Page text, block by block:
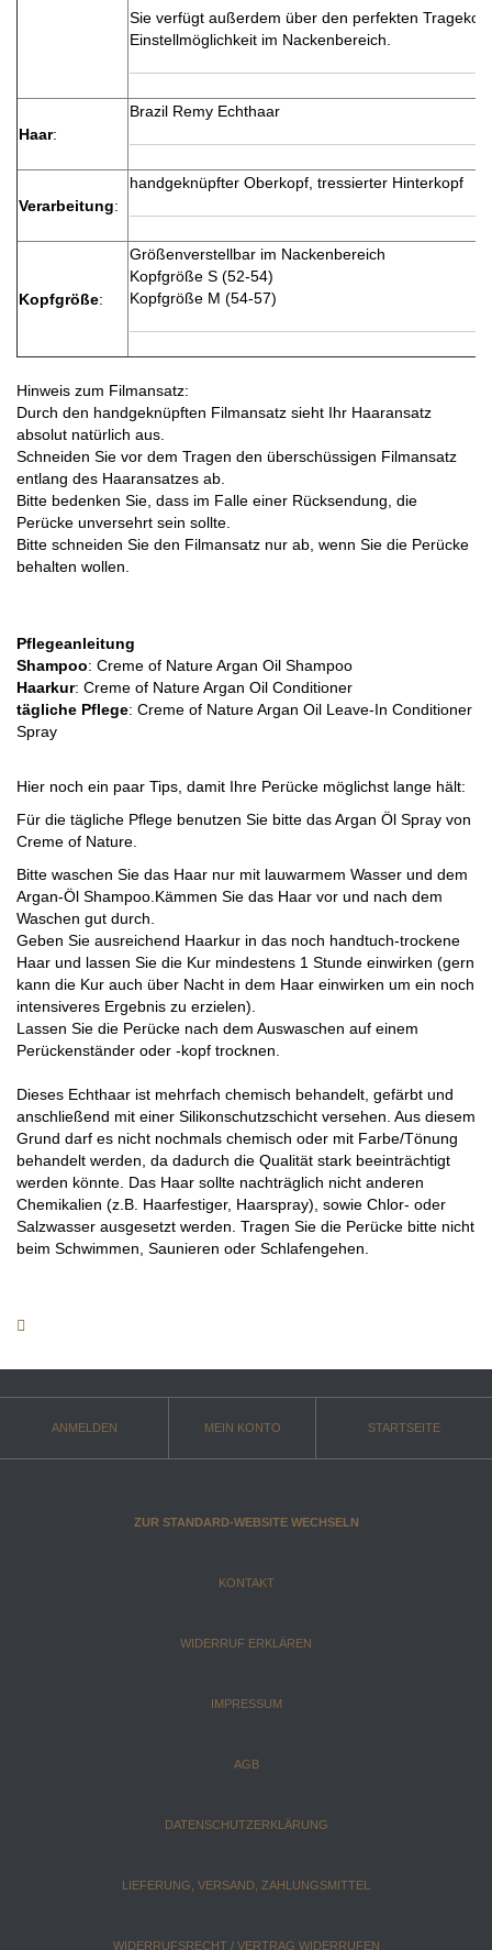
Sie verfügt außerdem über den perfekten
Einstellmöglichkeit im Nackenbereich.
Haar:
Brazil Remy Echthaar
Verarbeitung:
handgeknüpfter Oberkopf, tressierter Hinterkopf
Kopfgröße:
Größenverstellbar im Nackenbereich
Kopfgröße S (52-54)
Kopfgröße M (54-57)
Hinweis zum Filmansatz:
Durch den handgeknüpften Filmansatz sieht Ihr Haaransatz
absolut natürlich aus.
Schneiden Sie vor dem Tragen den überschüssigen Filmansatz
entlang des Haaransatzes ab.
Bitte bedenken Sie, dass im Falle einer Rücksendung, die
Perücke unversehrt sein sollte.
Bitte schneiden Sie den Filmansatz nur ab, wenn Sie die Perücke
behalten wollen.
Pflegeanleitung
Shampoo: Creme of Nature Argan Oil Shampoo
Haarkur: Creme of Nature Argan Oil Conditioner
tägliche Pflege: Creme of Nature Argan Oil Leave-In Conditioner
Spray
Hier noch ein paar Tips, damit Ihre Perücke möglichst lange hält:
Für die tägliche Pflege benutzen Sie bitte das Argan Öl Spray von
Creme of Nature.
Bitte waschen Sie das Haar nur mit lauwarmem Wasser und dem
Argan-Öl Shampoo.Kämmen Sie das Haar vor und nach dem
Waschen gut durch.
Geben Sie ausreichend Haarkur in das noch handtuch-trockene
Haar und lassen Sie die Kur mindestens 1 Stunde einwirken (gern
kann die Kur auch über Nacht in dem Haar einwirken um ein noch
intensiveres Ergebnis zu erzielen).
Lassen Sie die Perücke nach dem Auswaschen auf einem
Perückenständer oder -kopf trocknen.
Dieses Echthaar ist mehrfach chemisch behandelt, gefärbt und
anschließend mit einer Silikonschutzschicht versehen. Aus diesem
Grund darf es nicht nochmals chemisch oder mit Farbe/Tönung
behandelt werden, da dadurch die Qualität stark beeinträchtigt
werden könnte. Das Haar sollte nachträglich nicht anderen
Chemikalien (z.B. Haarfestiger, Haarspray), sowie Chlor- oder
Salzwasser ausgesetzt werden. Tragen Sie die Perücke bitte nicht
beim Schwimmen, Saunieren oder Schlafengehen.
ANMELDEN MEIN KONTO STARTSEITE
ZUR STANDARD-WEBSITE WECHSELN
KONTAKT
WIDERRUF ERKLÄREN
IMPRESSUM
AGB
DATENSCHUTZERKLÄRUNG
LIEFERUNG, VERSAND, ZAHLUNGSMITTEL
WIDERRUFSRECHT / VERTRAG WIDERRUFEN